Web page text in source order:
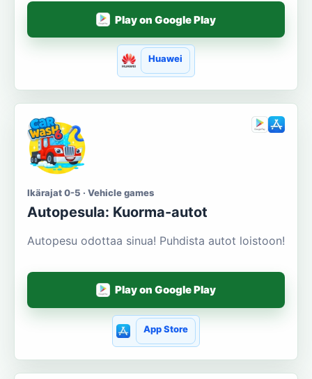
Play on Google Play
Huawei
Ikärajat 0-5 · Vehicle games
Autopesula: Kuorma-autot
Autopesu odottaa sinua! Puhdista autot loistoon!
Play on Google Play
App Store